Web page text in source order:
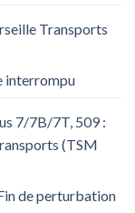
Transports
interrompu
7/7B/7T, 509 :
(TSM
de perturbation